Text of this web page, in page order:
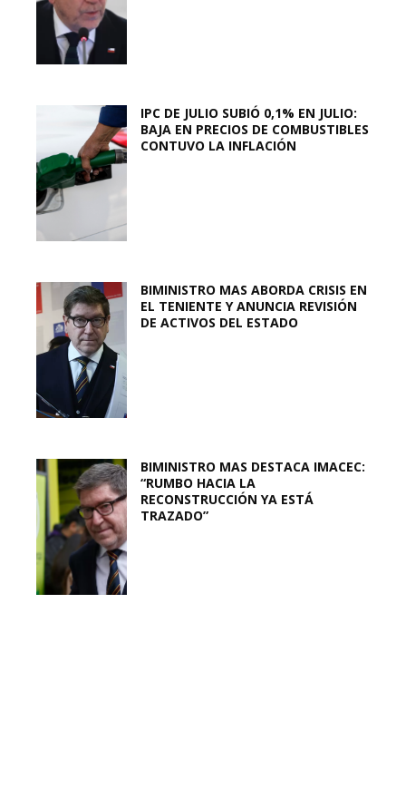
IPC DE JULIO SUBIÓ 0,1% EN JULIO:
BAJA EN PRECIOS DE COMBUSTIBLES
CONTUVO LA INFLACIÓN
BIMINISTRO MAS ABORDA CRISIS EN
EL TENIENTE Y ANUNCIA REVISIÓN
DE ACTIVOS DEL ESTADO
BIMINISTRO MAS DESTACA IMACEC:
“RUMBO HACIA LA
RECONSTRUCCIÓN YA ESTÁ
TRAZADO”